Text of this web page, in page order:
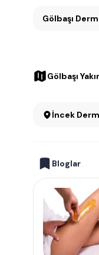
Gölbaşı
Gölbaşı
İncek
Bloglar